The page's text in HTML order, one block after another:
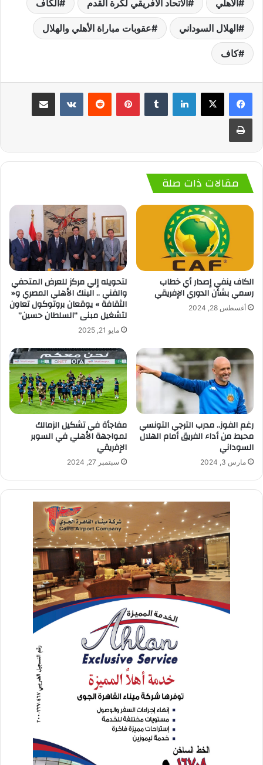
الأهلي الاتحاد الأفريقي لكرة القدم الكاف
الهلال السوداني عقوبات مباراة الأهلي والهلال
كاف
لينكدإن بينتيريست
مقالات ذات صلة
الكاف ينفي إصدار أي خطاب
رسمي بشأن الدوري الإفريقي
أغسطس 28, 2024
لتحويله إلي مركز للعرض المتحفي
والفني .. البنك الأهلي المصري و«
الثقافة » يوقعان بروتوكول تعاون
لتشغيل مبنى “السلطان حسين”
مايو 21, 2025
رغم الفوز.. مدرب الترجي التونسي
محبط من أداء الفريق أمام الهلال
السوداني
مارس 3, 2024
مفاجأة في تشكيل الزمالك
لمواجهة الأهلي في السوبر
الإفريقي
سبتمبر 27, 2024